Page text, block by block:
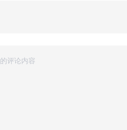
Diesel Europe：折扣区上新热卖！入手包